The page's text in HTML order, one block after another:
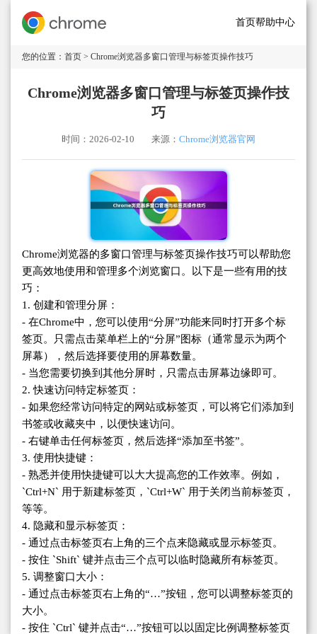
首页帮助中心
您的位置： 首页 > Chrome浏览器多窗口管理与标签页操作技巧
Chrome浏览器多窗口管理与标签页操作技
巧
时间：2026-02-10 来源： Chrome浏览器官网
Chrome浏览器的多窗口管理与标签页操作技巧可以帮助您
更高效地使用和管理多个浏览窗口。以下是一些有用的技
巧：
1. 创建和管理分屏：
- 在Chrome中，您可以使用“分屏”功能来同时打开多个标
签页。只需点击菜单栏上的“分屏”图标（通常显示为两个
屏幕），然后选择要使用的屏幕数量。
- 当您需要切换到其他分屏时，只需点击屏幕边缘即可。
2. 快速访问特定标签页：
- 如果您经常访问特定的网站或标签页，可以将它们添加到
书签或收藏夹中，以便快速访问。
- 右键单击任何标签页，然后选择“添加至书签”。
3. 使用快捷键：
- 熟悉并使用快捷键可以大大提高您的工作效率。例如，
`Ctrl+N` 用于新建标签页，`Ctrl+W` 用于关闭当前标签页，
等等。
4. 隐藏和显示标签页：
- 通过点击标签页右上角的三个点来隐藏或显示标签页。
- 按住 `Shift` 键并点击三个点可以临时隐藏所有标签页。
5. 调整窗口大小：
- 通过点击标签页右上角的“…”按钮，您可以调整标签页的
大小。
- 按住 `Ctrl` 键并点击“…”按钮可以以固定比例调整标签页